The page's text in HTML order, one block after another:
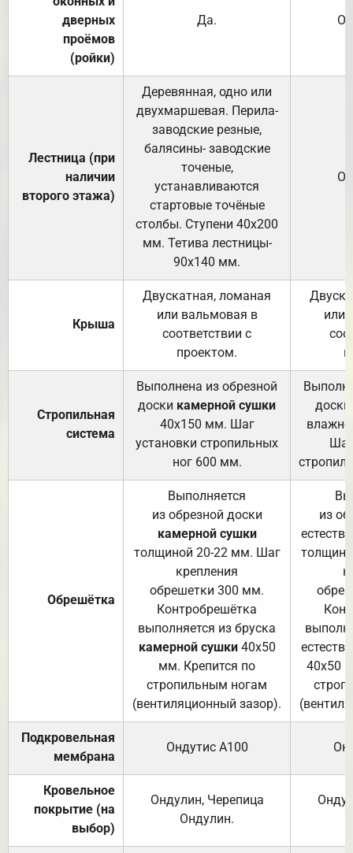
дверных
проёмов
(ройки)
Да.
Лестница (при
наличии
второго этажа)
Деревянная, одно или
двухмаршевая. Перила-
заводские резные,
балясины- заводские
точеные,
устанавливаются
стартовые точёные
столбы. Ступени 40х200
мм. Тетива лестницы-
90х140 мм.
Крыша
Двускатная, ломаная
или вальмовая в
соответствии с
проектом.
или
Стропильная
система
Выполнена из обрезной
доски камерной сушки
40х150 мм. Шаг
установки стропильных
ног 600 мм.
доски
Обрешётка
Выполняется
из обрезной доски
камерной сушки
толщиной 20-22 мм. Шаг
крепления
обрешетки 300 мм.
Контробрешётка
выполняется из бруска
камерной сушки40х50
мм. Крепится по
стропильным ногам
(вентиляционный зазор).
из
40х50
Подкровельная
мембрана
Ондутис А100
Кровельное
покрытие (на
выбор)
Ондулин, Черепица
Ондулин.